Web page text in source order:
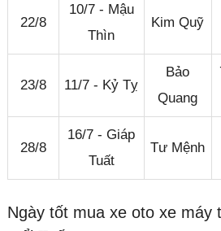
22/8
10/7 - Mậu
Thìn
Kim Quỹ
23/8 11/7 - Kỷ Tỵ
Bảo
Quang
28/8
16/7 - Giáp
Tuất
Tư Mệnh
Ngày tốt mua xe oto xe máy